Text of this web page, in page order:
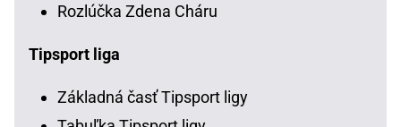
Rozlúčka Zdena Cháru
Tipsport liga
Základná časť Tipsport ligy